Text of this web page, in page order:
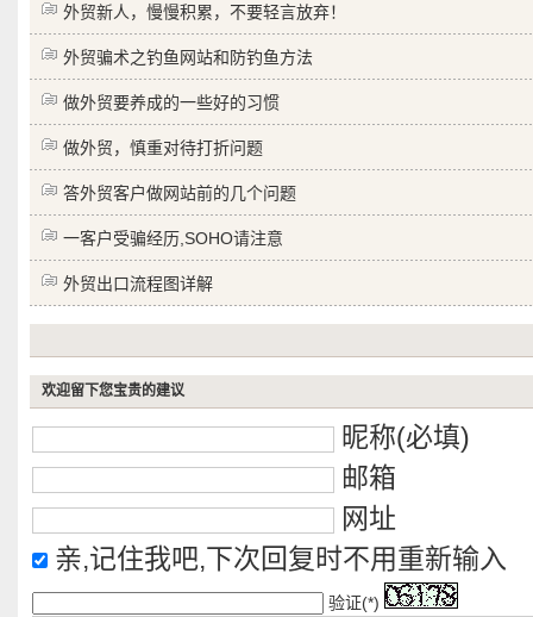
外贸新人，慢慢积累，不要轻言放弃！
外贸骗术之钓鱼网站和防钓鱼方法
做外贸要养成的一些好的习惯
做外贸，慎重对待打折问题
答外贸客户做网站前的几个问题
一客户受骗经历,SOHO请注意
外贸出口流程图详解
欢迎留下您宝贵的建议
昵称(必填)
邮箱
网址
亲,记住我吧,下次回复时不用重新输入
验证(*)